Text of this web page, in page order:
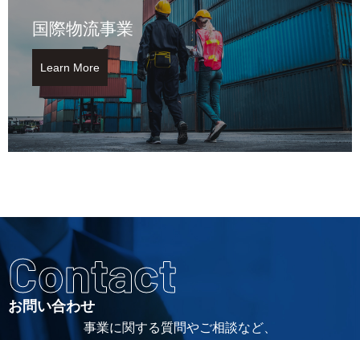
国際物流事業
Learn More
Contact
お問い合わせ
事業に関する質問やご相談など、